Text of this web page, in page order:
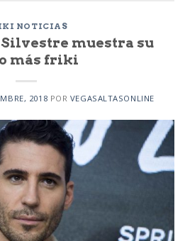
NOTICIAS
muestra su
más friki
2018 POR VEGASALTASONLINE